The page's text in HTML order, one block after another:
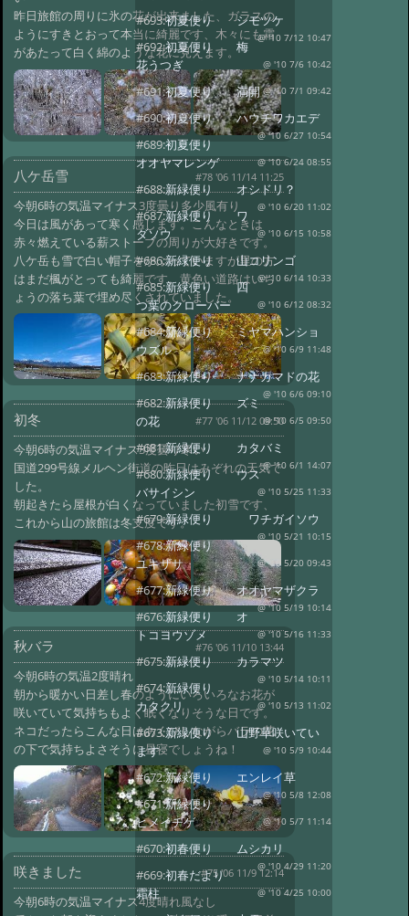
昨日旅館の周りに氷の花が出来ました、ガラスの
ようにすきとおって本当に綺麗です、木々にも霜
があたって白く綿のような花に見えます。
八ケ岳雪 #78 '06 11/14 11:25
今朝6時の気温マイナス3度曇り多少風有り
今日は風があって寒く感じます。こんなときは
赤々燃えている薪ストーブの周りが大好きです。
八ケ岳も雪で白い帽子をかぶっていますが里の方
はまだ楓がとっても綺麗です。黄色い道路はいち
ょうの落ち葉で埋め尽くされていました。
初冬 #77 '06 11/12 09:50
今朝6時の気温マイナス3度曇り寒い
国道299号線メルヘン街道の昨日はみぞれの天気で
した。
朝起きたら屋根が白くなっていました初雪です、
これから山の旅館は冬支度です。
秋バラ #76 '06 11/10 13:44
今朝6時の気温2度晴れ
朝から暖かい日差し春のようにいろいろなお花が
咲いていて気持ちもよく眠くなりそうな日です。
ネコだったらこんな日はあくびしながらバラの花
の下で気持ちよさそうに昼寝でしょうね！
咲きました #75 '06 11/9 12:14
今朝6時の気温マイナス4度晴れ風なし
#693:初夏便り シモツケ
@ '10 7/12 10:47
#692:初夏便り 梅
花うつぎ
@ '10 7/6 10:42
#691:初夏便り 満開@ '10 7/1 09:42
#690:初夏便り ハウチワカエデ
@ '10 6/27 10:54
#689:初夏便り
オオヤマレンゲ
@ '10 6/24 08:55
#688:新緑便り オシドリ？
@ '10 6/20 11:02
#687:新緑便り ワ
ダソウ
@ '10 6/15 10:58
#686:新緑便り 山コリンゴ
@ '10 6/14 10:33
#685:新緑便り 四
つ葉のクローバー
@ '10 6/12 08:32
#684:新緑便り ミヤマハンショ
ウズル
@ '10 6/9 11:48
#683:新緑便り ナナカマドの花
@ '10 6/6 09:10
#682:新緑便り ズミ
の花
@ '10 6/5 09:50
#681:新緑便り カタバミ
@ '10 6/1 14:07
#680:新緑便り ウス
バサイシン
@ '10 5/25 11:33
#679:新緑便り ワチガイソウ
@ '10 5/21 10:15
#678:新緑便り
ユキザサ
@ '10 5/20 09:43
#677:新緑便り オオヤマザクラ
@ '10 5/19 10:14
#676:新緑便り オ
トコヨウゾメ
@ '10 5/16 11:33
#675:新緑便り カラマツ
@ '10 5/14 10:11
#674:新緑便り
カタクリ
@ '10 5/13 11:02
#673:新緑便り 山野草咲いてい
ます
@ '10 5/9 10:44
#672:新緑便り エンレイ草
@ '10 5/8 12:08
#671:新緑便り
ヒメイチゲ
@ '10 5/7 11:14
#670:初春便り ムシカリ
@ '10 4/29 11:20
#669:初春だより
霜柱
@ '10 4/25 10:00